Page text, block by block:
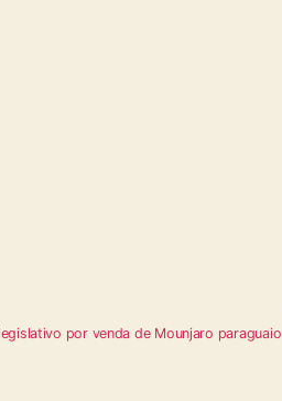
por venda de Mounjaro paraguaio